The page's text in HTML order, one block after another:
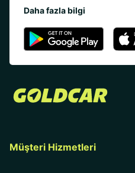
Daha fazla bilgi
Müşteri Hizmetleri